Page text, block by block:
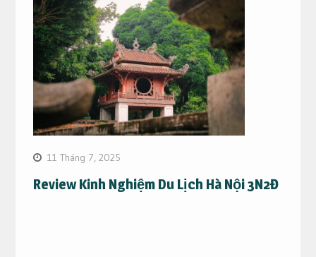
11 Tháng 7, 2025
Review Kinh Nghiệm Du Lịch Hà Nội 3N2Đ